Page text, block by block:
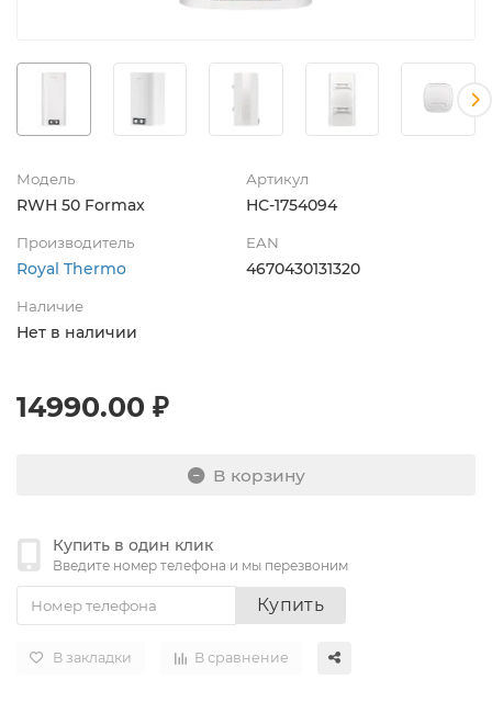
Модель
RWH 50 Formax
Артикул
НС-1754094
Производитель
Royal Thermo
EAN
4670430131320
Наличие
Нет в наличии
14990.00 ₽
В корзину
Купить в один клик
Введите номер телефона и мы перезвоним
Купить
В закладки В сравнение